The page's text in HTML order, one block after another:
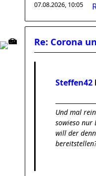
07.08.2026, 10:05
Re: Corona
Steffen42
Und mal
sowieso nur
will der